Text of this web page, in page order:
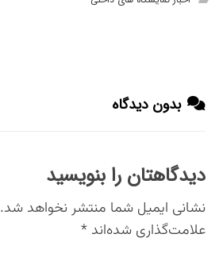
بدون دیدگاه
دیدگاهتان را بنویسید
نشانی ایمیل شما منتشر نخواهد شد.
علامت‌گذاری شده‌اند*